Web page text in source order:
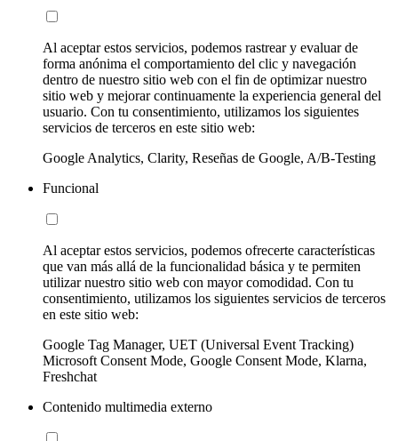
Al aceptar estos servicios, podemos rastrear y evaluar de
forma anónima el comportamiento del clic y navegación
dentro de nuestro sitio web con el fin de optimizar nuestro
sitio web y mejorar continuamente la experiencia general del
usuario. Con tu consentimiento, utilizamos los siguientes
servicios de terceros en este sitio web:
Google Analytics, Clarity, Reseñas de Google, A/B-Testing
Funcional
Al aceptar estos servicios, podemos ofrecerte características
que van más allá de la funcionalidad básica y te permiten
utilizar nuestro sitio web con mayor comodidad. Con tu
consentimiento, utilizamos los siguientes servicios de terceros
en este sitio web:
Google Tag Manager, UET (Universal Event Tracking)
Microsoft Consent Mode, Google Consent Mode, Klarna,
Freshchat
Contenido multimedia externo